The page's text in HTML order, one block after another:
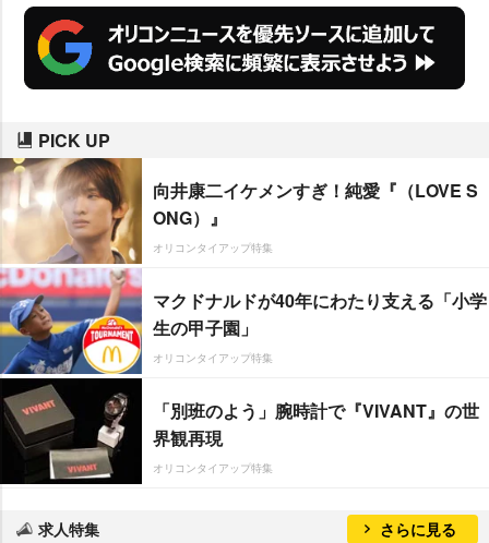
PICK UP
向井康二イケメンすぎ！純愛『（LOVE S
ONG）』
オリコンタイアップ特集
マクドナルドが40年にわたり支える「小学
生の甲子園」
オリコンタイアップ特集
「別班のよう」腕時計で『VIVANT』の世
界観再現
オリコンタイアップ特集
求人特集 さらに見る